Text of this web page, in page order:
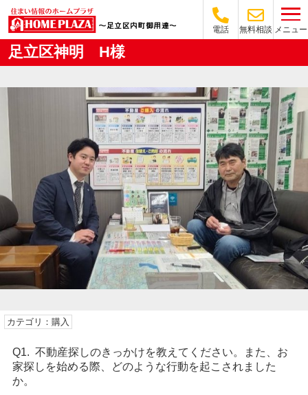
電話 無料相談 メニュー
足立区神明 H様
カテゴリ：購入
Q1. 不動産探しのきっかけを教えてください。また、お
家探しを始める際、どのような行動を起こされました
か。